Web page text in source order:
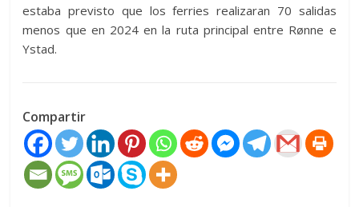
estaba previsto que los ferries realizaran 70 salidas
menos que en 2024 en la ruta principal entre Rønne e
Ystad.
Compartir